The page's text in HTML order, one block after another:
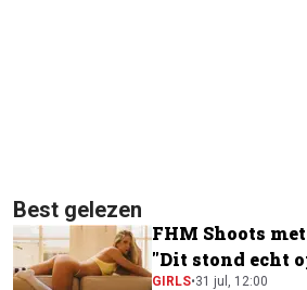
Best gelezen
FHM Shoots
"Dit stond echt
GIRLS•31 jul, 12:00